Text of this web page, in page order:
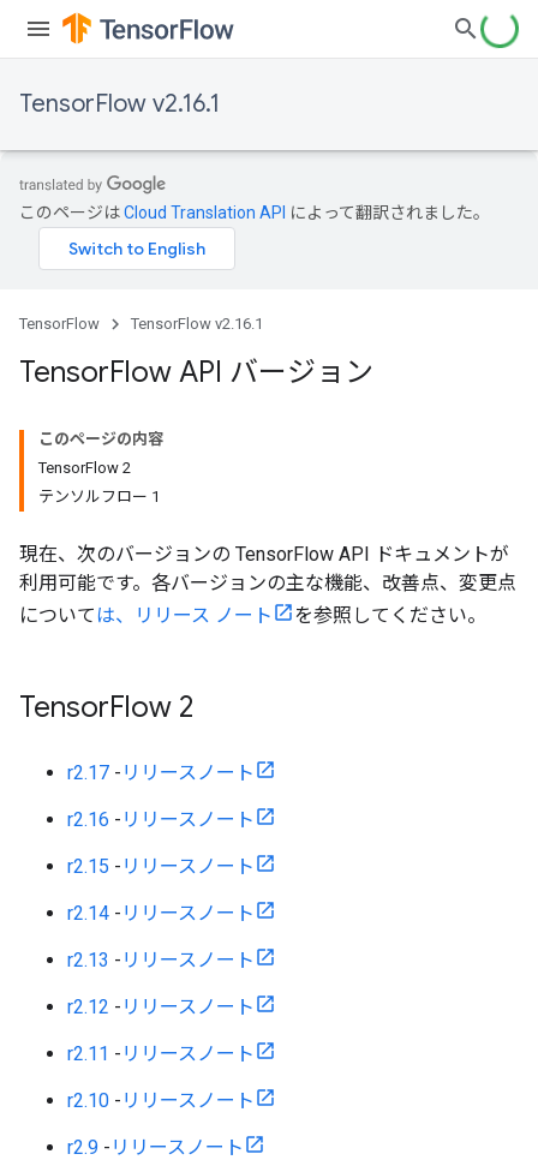
TensorFlow v2.16.1
このページはCloud Translation API によって翻訳されました。
TensorFlow TensorFlow v2.16.1
TensorFlow API バージョン
このページの内容
TensorFlow 2
テンソルフロー 1
現在、次のバージョンの TensorFlow API ドキュメントが
利用可能です。各バージョンの主な機能、改善点、変更点
については、リリース ノート を参照してください。
TensorFlow 2
r2.17 - リリースノート
r2.16 - リリースノート
r2.15 - リリースノート
r2.14 - リリースノート
r2.13 - リリースノート
r2.12 - リリースノート
r2.11 - リリースノート
r2.10 - リリースノート
r2.9 - リリースノート